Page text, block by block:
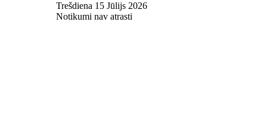
Trešdiena 15 Jūlijs 2026
Notikumi nav atrasti